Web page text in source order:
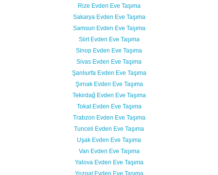
Rize Evden Eve Taşıma
Sakarya Evden Eve Taşıma
Samsun Evden Eve Taşıma
Siirt Evden Eve Taşıma
Sinop Evden Eve Taşıma
Sivas Evden Eve Taşıma
Şanlıurfa Evden Eve Taşıma
Şırnak Evden Eve Taşıma
Tekirdağ Evden Eve Taşıma
Tokat Evden Eve Taşıma
Trabzon Evden Eve Taşıma
Tunceli Evden Eve Taşıma
Uşak Evden Eve Taşıma
Van Evden Eve Taşıma
Yalova Evden Eve Taşıma
Yozgat Evden Eve Taşıma